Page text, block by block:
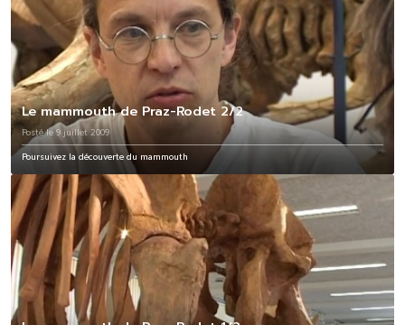
Le mammouth de Praz-Rodet 2/2
Posté le 9 juillet 2009
Poursuivez la découverte du mammouth